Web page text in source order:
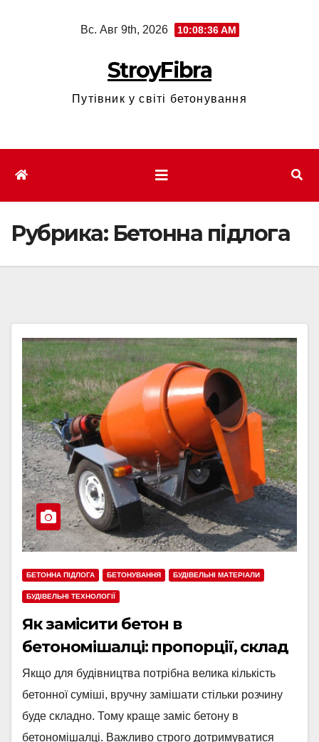
Вс. Авг 9th, 2026 10:08:37 AM
StroyFibra
Путівник у світі бетонування
Рубрика: Бетонна підлога
БЕТОННА ПІДЛОГА БЕТОНУВАННЯ БУДІВЕЛЬНІ МАТЕРІАЛИ
БУДІВЕЛЬНІ ТЕХНОЛОГІЇ
Як замісити бетон в
бетономішалці: пропорції, склад
Якщо для будівництва потрібна велика кількість
бетонної суміші, вручну замішати стільки розчину
буде складно. Тому краще заміс бетону в
бетономішалці. Важливо строго дотримуватися